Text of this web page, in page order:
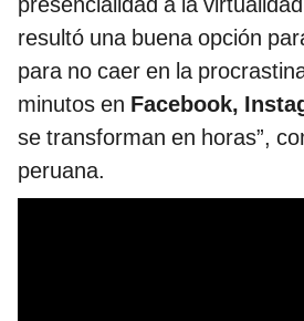
resultó una buena opción
para no caer en la
minutos en Facebook,
se transforman en horas”,
peruana.